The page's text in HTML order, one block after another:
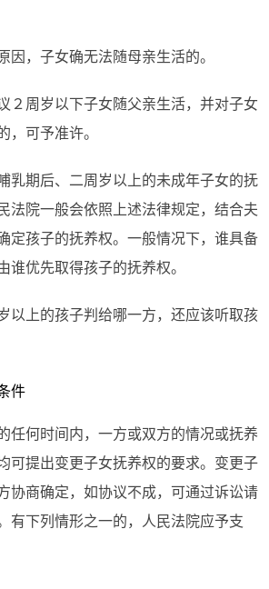
，子女确无法随母亲生活的。
周岁以下子女随父亲生活，并对子女
，可予准许。
期后、二周岁以上的未成年子女的抚
法院一般会依照上述法律规定，结合夫
定孩子的抚养权。一般情况下，谁具备
谁优先取得孩子的抚养权。
上的孩子判给哪一方，还应该听取孩
件
何时间内，一方或双方的情况或抚养
可提出变更子女抚养权的要求。变更子
协商确定，如协议不成，可通过诉讼请
有下列情形之一的，人民法院应予支